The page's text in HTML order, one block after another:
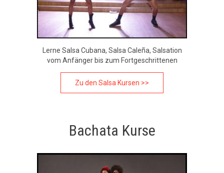
Lerne Salsa Cubana, Salsa Caleña, Salsation
vom Anfänger bis zum Fortgeschrittenen
Zu den Salsa Kursen >>
Bachata Kurse